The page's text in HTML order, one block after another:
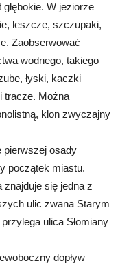
W jeziorze
leszcze, szczupaki,
Zaobserwować
wodnego, takiego
łyski, kaczki
tracze. Można
klon zwyczajny
pierwszej osady
początek miastu.
znajduje się jedna z
ulic zwana Starym
ulica Słomiany
dopływ